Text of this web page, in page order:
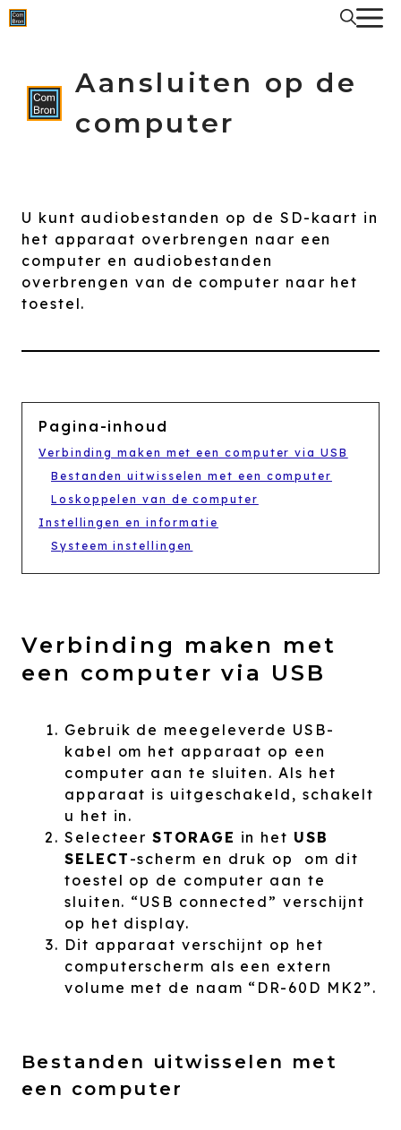
Spring
naar
Aansluiten op de
computer
U kunt audiobestanden op de SD-kaart in
het apparaat overbrengen naar een
computer en audiobestanden
overbrengen van de computer naar het
toestel.
Pagina-inhoud
Verbinding maken met een computer via USB
Bestanden uitwisselen met een computer
Loskoppelen van de computer
Instellingen en informatie
Systeem instellingen
Verbinding maken met
een computer via USB
Gebruik de meegeleverde USB-
kabel om het apparaat op een
computer aan te sluiten. Als het
apparaat is uitgeschakeld, schakelt
u het in.
SelecteerSTORAGE in het USB
SELECT -scherm en druk op om dit
toestel op de computer aan te
sluiten. “USB connected” verschijnt
op het display.
Dit apparaat verschijnt op het
computerscherm als een extern
volume met de naam “DR-60D MK2”.
Bestanden uitwisselen met
een computer